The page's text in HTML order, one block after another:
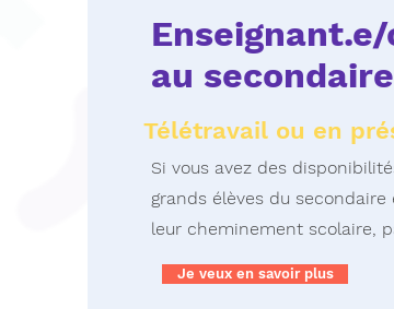
au secondaire
Télétravail ou en
Si vous avez des
grands élèves du
leur cheminement scolaire,
Je veux en savoir plus